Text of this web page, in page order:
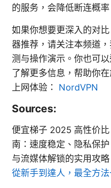
的服务，会降低断连概率
如果你想要更深入的对
器推荐，请关注本频道
测与操作演示。你也可
了解更多信息，帮助你
上网体验： NordVPN
Sources:
便宜梯子 2025 高性价
南：速度稳定、隐私保
与流媒体解锁的实用攻略
從新手到達人，最全方法